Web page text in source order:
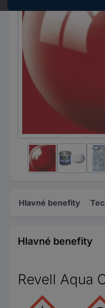
Hlavné benefity
Hlavné benefity
Revell Aqua